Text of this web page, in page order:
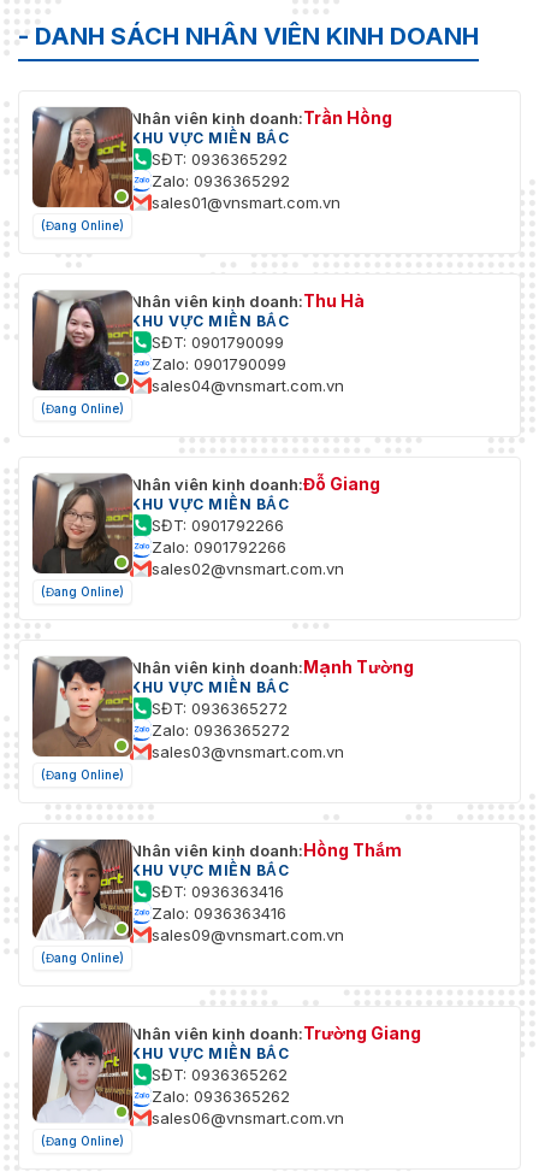
- DANH SÁCH NHÂN VIÊN KINH DOANH
(Đang Online)
Nhân viên kinh doanh:Trần Hồng
KHU VỰC MIỀN BẮC
SĐT: 0936365292
Zalo: 0936365292
sales01@vnsmart.com.vn
(Đang Online)
Nhân viên kinh doanh:Thu Hà
KHU VỰC MIỀN BẮC
SĐT: 0901790099
Zalo: 0901790099
sales04@vnsmart.com.vn
(Đang Online)
Nhân viên kinh doanh:Đỗ Giang
KHU VỰC MIỀN BẮC
SĐT: 0901792266
Zalo: 0901792266
sales02@vnsmart.com.vn
(Đang Online)
Nhân viên kinh doanh:Mạnh Tường
KHU VỰC MIỀN BẮC
SĐT: 0936365272
Zalo: 0936365272
sales03@vnsmart.com.vn
(Đang Online)
Nhân viên kinh doanh:Hồng Thắm
KHU VỰC MIỀN BẮC
SĐT: 0936363416
Zalo: 0936363416
sales09@vnsmart.com.vn
(Đang Online)
Nhân viên kinh doanh:Trường Giang
KHU VỰC MIỀN BẮC
SĐT: 0936365262
Zalo: 0936365262
sales06@vnsmart.com.vn